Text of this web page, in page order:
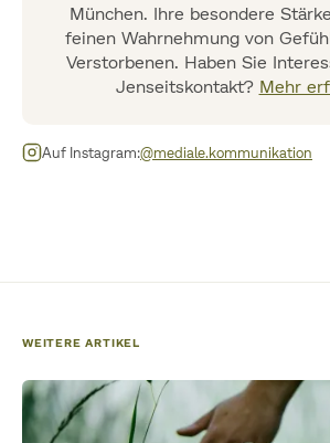
München. Ihre besondere
feinen Wahrnehmung von
Verstorbenen. Haben Sie
Jenseitskontakt? Mehr
Auf Instagram:@mediale.kommunikation
WEITERE ARTIKEL